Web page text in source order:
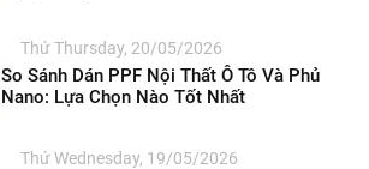
Thứ Thursday, 20/05/2026
So Sánh Dán PPF Nội Thất Ô Tô Và Phủ
Nano: Lựa Chọn Nào Tốt Nhất
Thứ Wednesday, 19/05/2026